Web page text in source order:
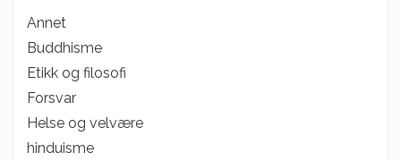
Annet
Buddhisme
Etikk og filosofi
Forsvar
Helse og velvære
hinduisme